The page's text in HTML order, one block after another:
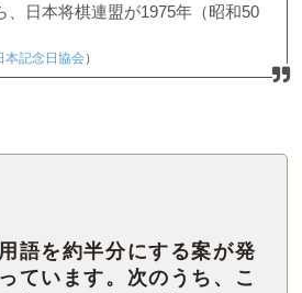
、日本将棋連盟が1975年（昭和50
本記念日協会）
語を約半分にする案が発
ています。次のうち、こ